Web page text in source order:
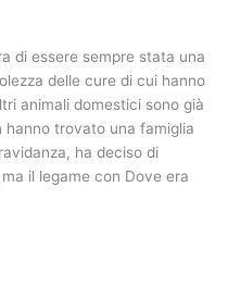
di essere sempre stata una
delle cure di cui hanno
animali domestici sono già
trovato una famiglia
ha deciso di
il legame con Dove era